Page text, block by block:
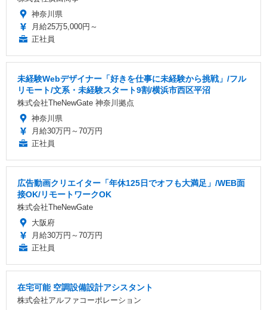
神奈川県
月給25万5,000円～
正社員
未経験Webデザイナー「好きを仕事に未経験から挑戦」/フル
リモート/文系・未経験スタート9割/横浜市西区平沼
株式会社TheNewGate 神奈川拠点
神奈川県
月給30万円～70万円
正社員
広告動画クリエイター「年休125日でオフも大満足」/WEB面
接OK/リモートワークOK
株式会社TheNewGate
大阪府
月給30万円～70万円
正社員
在宅可能 空調設備設計アシスタント
株式会社アルファコーポレーション